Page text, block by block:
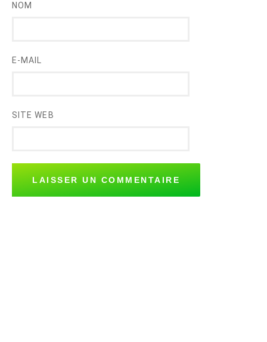
NOM
E-MAIL
SITE WEB